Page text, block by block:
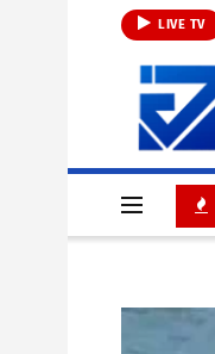
LIVE TV